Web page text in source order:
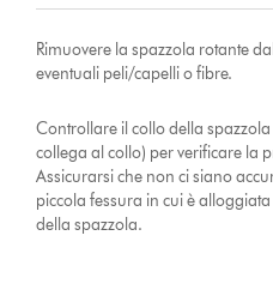
Rimuovere la spazzola rotante
eventuali peli/capelli o fibre.
Controllare il collo della
collega al collo) per verificare la
Assicurarsi che non ci siano
piccola fessura in cui è
della spazzola.